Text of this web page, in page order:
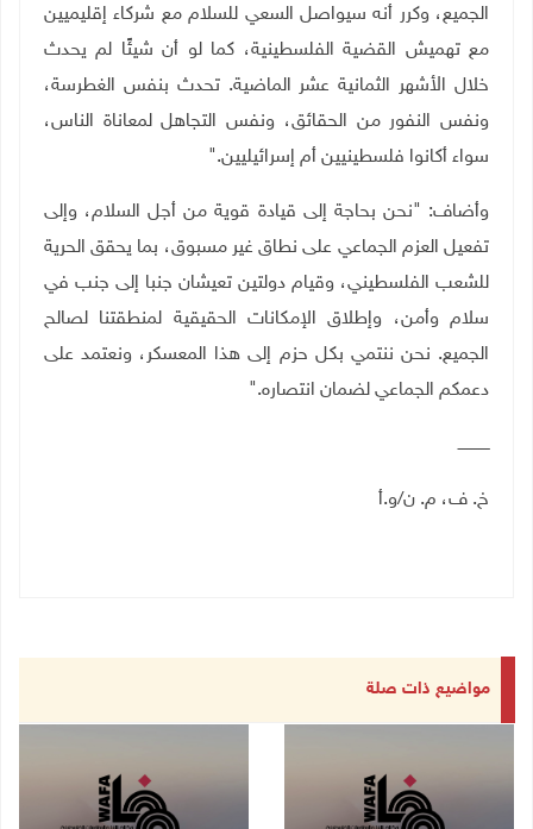
الجميع، وكرر أنه سيواصل السعي للسلام مع شركاء إقليميين
مع تهميش القضية الفلسطينية، كما لو أن شيئًا لم يحدث
خلال الأشهر الثمانية عشر الماضية. تحدث بنفس الغطرسة،
ونفس النفور من الحقائق، ونفس التجاهل لمعاناة الناس،
سواء أكانوا فلسطينيين أم إسرائيليين".
وأضاف: "نحن بحاجة إلى قيادة قوية من أجل السلام، وإلى
تفعيل العزم الجماعي على نطاق غير مسبوق، بما يحقق الحرية
للشعب الفلسطيني، وقيام دولتين تعيشان جنبا إلى جنب في
سلام وأمن، وإطلاق الإمكانات الحقيقية لمنطقتنا لصالح
الجميع. نحن ننتمي بكل حزم إلى هذا المعسكر، ونعتمد على
دعمكم الجماعي لضمان انتصاره".
ـــــــــــــ
خ. ف، م. ن/و.أ
مواضيع ذات صلة